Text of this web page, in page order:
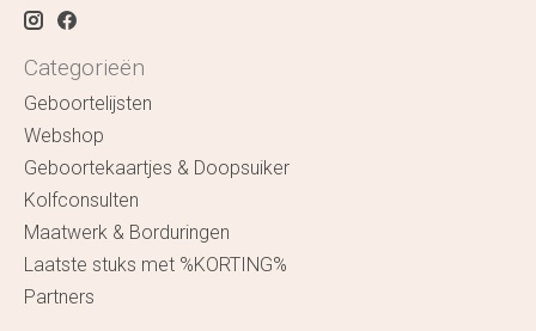
Categorieën
Geboortelijsten
Webshop
Geboortekaartjes & Doopsuiker
Kolfconsulten
Maatwerk & Borduringen
Laatste stuks met %KORTING%
Partners